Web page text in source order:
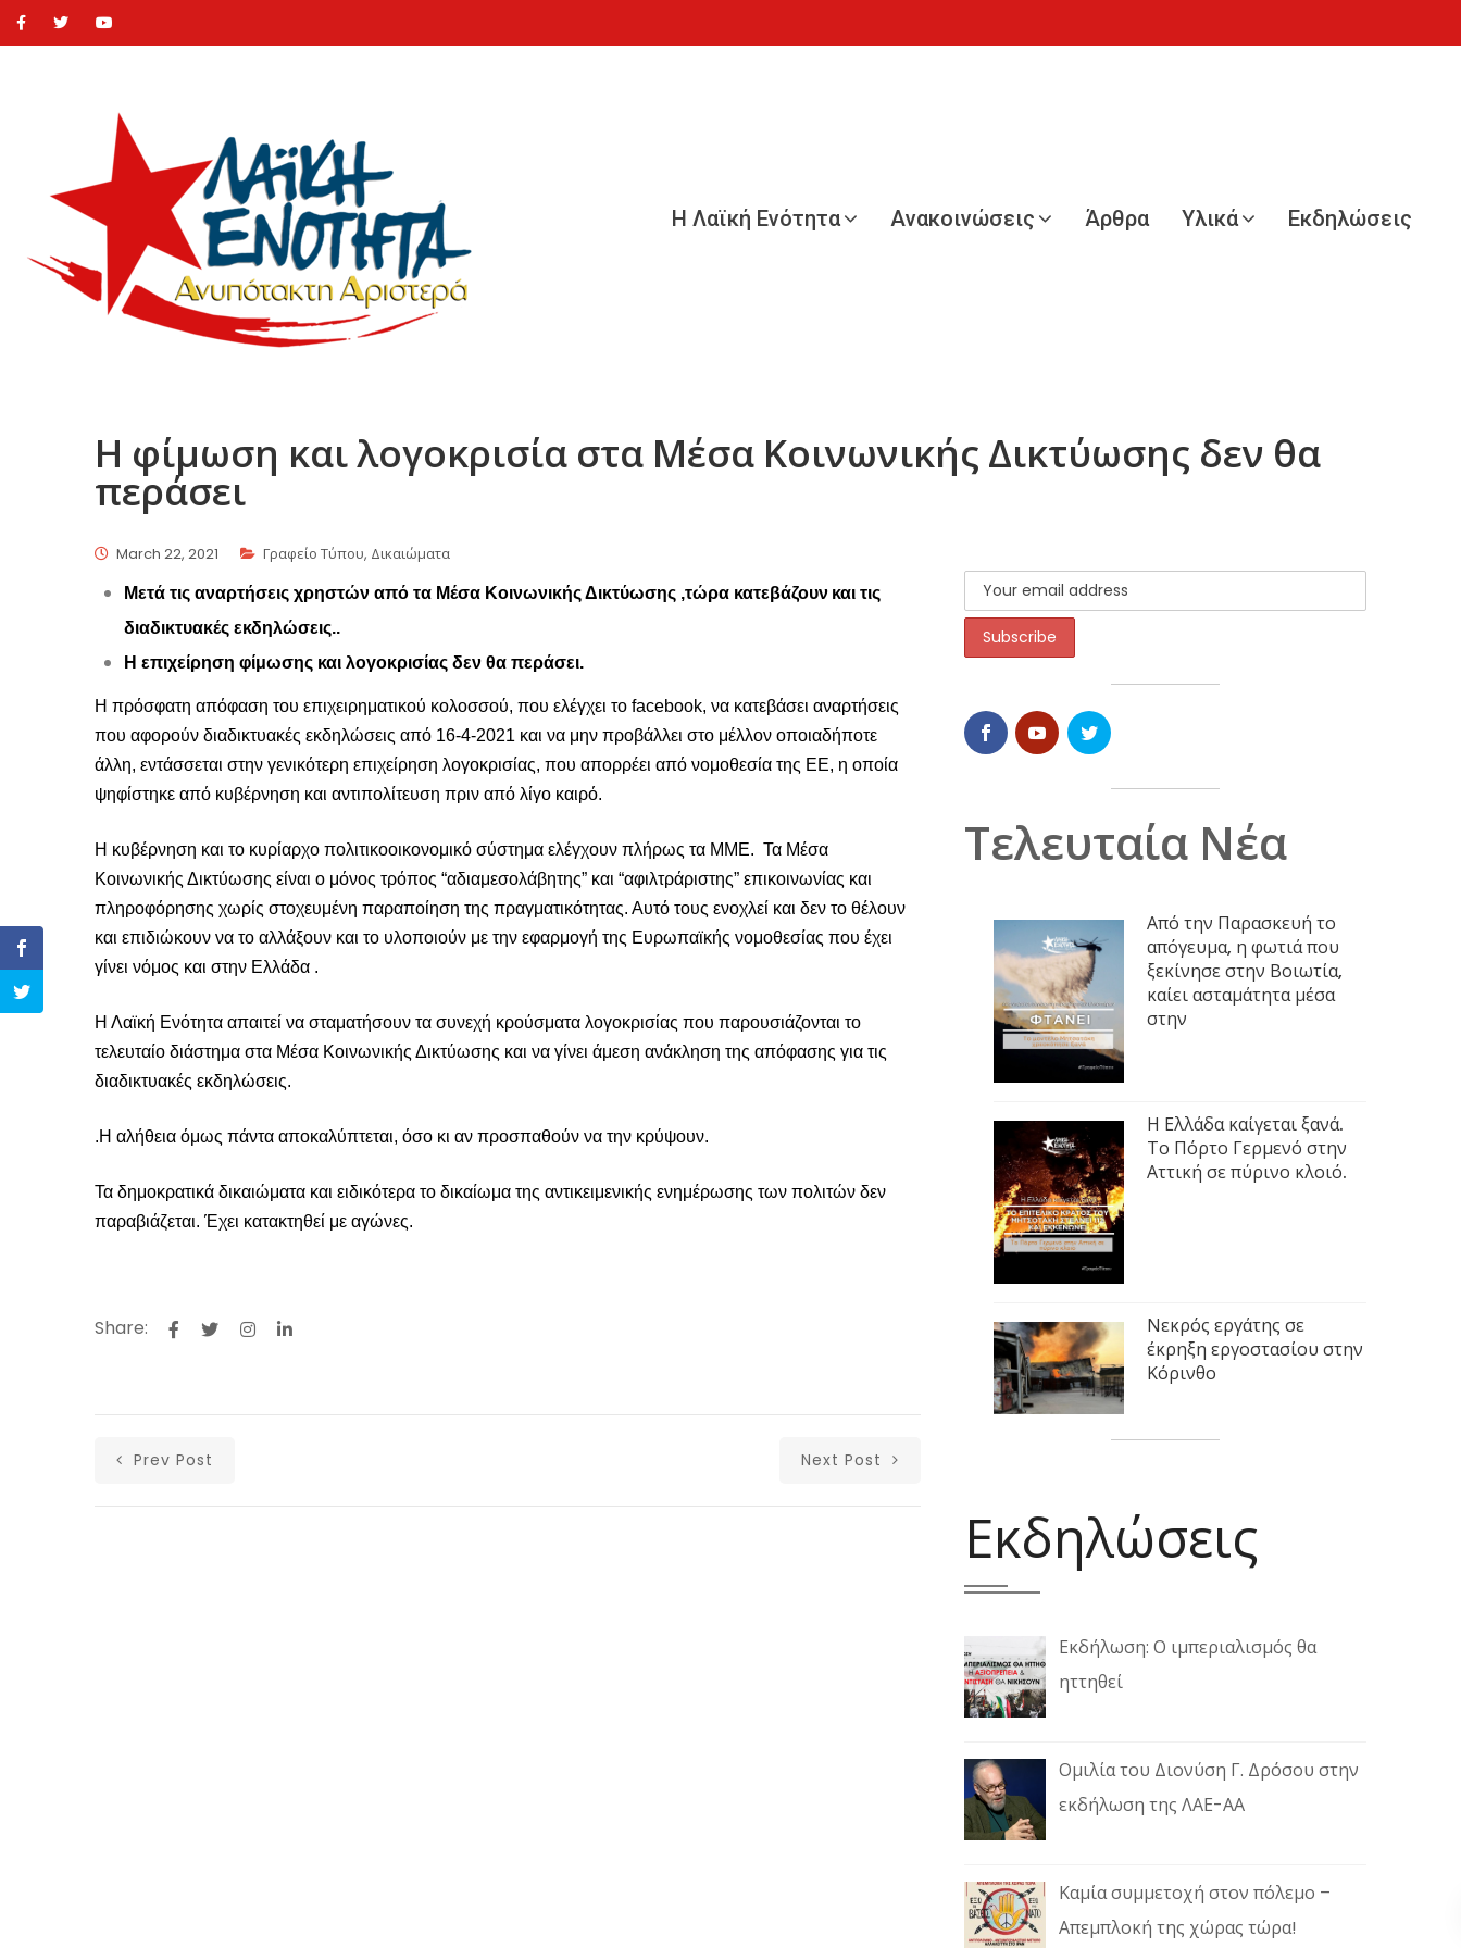
Η Λαϊκή Ενότητα Ανακοινώσεις Άρθρα Υλικά Εκδηλώσεις
Η φίμωση και λογοκρισία στα Μέσα Κοινωνικής Δικτύωσης δεν θα
περάσει
March 22, 2021 Γραφείο Τύπου, Δικαιώματα
Μετά τις αναρτήσεις χρηστών από τα Μέσα Κοινωνικής Δικτύωσης ,τώρα κατεβάζουν και τις
διαδικτυακές εκδηλώσεις..
Η επιχείρηση φίμωσης και λογοκρισίας δεν θα περάσει.
Η πρόσφατη απόφαση του επιχειρηματικού κολοσσού, που ελέγχει το facebook, να κατεβάσει αναρτήσεις
που αφορούν διαδικτυακές εκδηλώσεις από 16-4-2021 και να μην προβάλλει στο μέλλον οποιαδήποτε
άλλη, εντάσσεται στην γενικότερη επιχείρηση λογοκρισίας, που απορρέει από νομοθεσία της ΕΕ, η οποία
ψηφίστηκε από κυβέρνηση και αντιπολίτευση πριν από λίγο καιρό.
Η κυβέρνηση και το κυρίαρχο πολιτικοοικονομικό σύστημα ελέγχουν πλήρως τα ΜΜΕ. Τα Μέσα
Κοινωνικής Δικτύωσης είναι ο μόνος τρόπος “αδιαμεσολάβητης” και “αφιλτράριστης” επικοινωνίας και
πληροφόρησης χωρίς στοχευμένη παραποίηση της πραγματικότητας. Αυτό τους ενοχλεί και δεν το θέλουν
και επιδιώκουν να το αλλάξουν και το υλοποιούν με την εφαρμογή της Ευρωπαϊκής νομοθεσίας που έχει
γίνει νόμος και στην Ελλάδα .
Η Λαϊκή Ενότητα απαιτεί να σταματήσουν τα συνεχή κρούσματα λογοκρισίας που παρουσιάζονται το
τελευταίο διάστημα στα Μέσα Κοινωνικής Δικτύωσης και να γίνει άμεση ανάκληση της απόφασης για τις
διαδικτυακές εκδηλώσεις.
.Η αλήθεια όμως πάντα αποκαλύπτεται, όσο κι αν προσπαθούν να την κρύψουν.
Τα δημοκρατικά δικαιώματα και ειδικότερα το δικαίωμα της αντικειμενικής ενημέρωσης των πολιτών δεν
παραβιάζεται. Έχει κατακτηθεί με αγώνες.
Share:
Prev Post Next Post
Τελευταία Νέα
Από την Παρασκευή το
απόγευμα, η φωτιά που
ξεκίνησε στην Βοιωτία,
καίει ασταμάτητα μέσα
στην
Η Ελλάδα καίγεται ξανά.
Το Πόρτο Γερμενό στην
Αττική σε πύρινο κλοιό.
Νεκρός εργάτης σε
έκρηξη εργοστασίου στην
Κόρινθο
Εκδηλώσεις
Εκδήλωση: Ο ιμπεριαλισμός θα
ηττηθεί
Ομιλία του Διονύση Γ. Δρόσου στην
εκδήλωση της ΛΑΕ-ΑΑ
Καμία συμμετοχή στον πόλεμο –
Απεμπλοκή της χώρας τώρα!